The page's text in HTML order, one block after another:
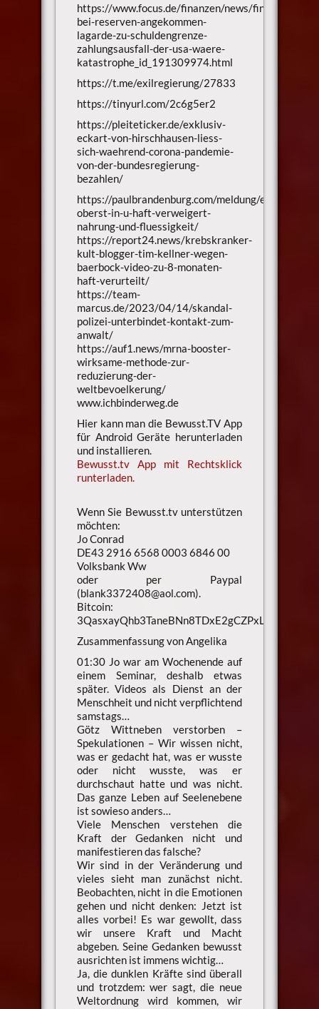
https://www.focus.de/finanzen/news/
bei-reserven-angekommen-
lagarde-zu-schuldengrenze-
zahlungsausfall-der-usa-waere-
katastrophe_id_191309974.html
https://t.me/exilregierung/27833
https://tinyurl.com/2c6g5er2
https://pleiteticker.de/exklusiv-
eckart-von-hirschhausen-liess-
sich-waehrend-corona-pandemie-
von-der-bundesregierung-
bezahlen/
https://paulbrandenburg.com/meldung/ehemaliger-
oberst-in-u-haft-verweigert-
nahrung-und-fluessigkeit/
https://report24.news/krebskranker-
kult-blogger-tim-kellner-wegen-
baerbock-video-zu-8-monaten-
haft-verurteilt/
https://team-
marcus.de/2023/04/14/skandal-
polizei-unterbindet-kontakt-zum-
anwalt/
https://auf1.news/mrna-booster-
wirksame-methode-zur-
reduzierung-der-
weltbevoelkerung/
www.ichbinderweg.de
Hier kann man die Bewusst.TV App
für Android Geräte herunterladen
und installieren.
Bewusst.tv App mit Rechtsklick
runterladen.
Wenn Sie Bewusst.tv unterstützen
möchten:
Jo Conrad
DE43 2916 6568 0003 6846 00
Volksbank Ww
oder per Paypal
(blank3372408@aol.com).
Bitcoin:
3QasxayQhb3TaneBNn8TDxE2gCZPxLaXsU
Zusammenfassung von Angelika
01:30 Jo war am Wochenende auf
einem Seminar, deshalb etwas
später. Videos als Dienst an der
Menschheit und nicht verpflichtend
samstags…
Götz Wittneben verstorben –
Spekulationen – Wir wissen nicht,
was er gedacht hat, was er wusste
oder nicht wusste, was er
durchschaut hatte und was nicht.
Das ganze Leben auf Seelenebene
ist sowieso anders…
Viele Menschen verstehen die
Kraft der Gedanken nicht und
manifestieren das falsche?
Wir sind in der Veränderung und
vieles sieht man zunächst nicht.
Beobachten, nicht in die Emotionen
gehen und nicht denken: Jetzt ist
alles vorbei! Es war gewollt, dass
wir unsere Kraft und Macht
abgeben. Seine Gedanken bewusst
ausrichten ist immens wichtig…
Ja, die dunklen Kräfte sind überall
und trotzdem: wer sagt, die neue
Weltordnung wird kommen, wir